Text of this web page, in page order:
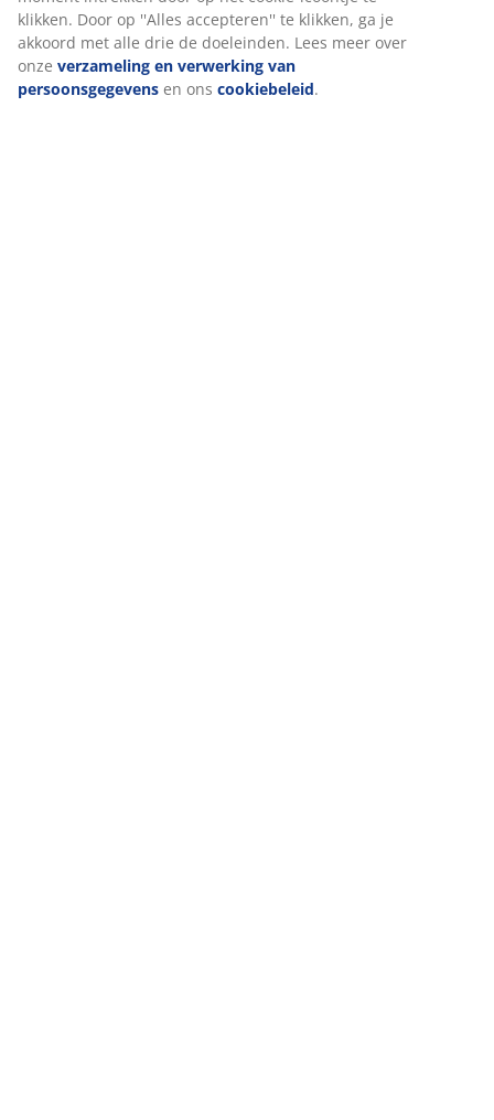
klikken. Door op ''Alles accepteren'' te klikken, ga je
akkoord met alle drie de doeleinden. Lees meer over
onze verzameling en verwerking van
persoonsgegevens en ons cookiebeleid.